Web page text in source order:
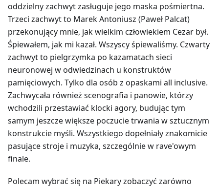
oddzielny zachwyt zasługuje jego maska pośmiertna.
Trzeci zachwyt to Marek Antoniusz (Paweł Palcat)
przekonujący mnie, jak wielkim człowiekiem Cezar był.
Śpiewałem, jak mi kazał. Wszyscy śpiewaliśmy. Czwarty
zachwyt to pielgrzymka po kazamatach sieci
neuronowej w odwiedzinach u konstruktów
pamięciowych. Tylko dla osób z opaskami all inclusive.
Zachwycała również scenografia i panowie, którzy
wchodzili przestawiać klocki agory, budując tym
samym jeszcze większe poczucie trwania w sztucznym
konstrukcie myśli. Wszystkiego dopełniały znakomicie
pasujące stroje i muzyka, szczególnie w rave'owym
finale.
Polecam wybrać się na Piekary zobaczyć zarówno